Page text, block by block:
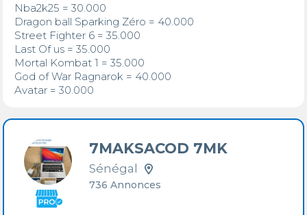
Nba2k25 = 30.000
Dragon ball Sparking Zéro = 40.000
Street Fighter 6 = 35.000
Last Of us = 35.000
Mortal Kombat 1 = 35.000
God of War Ragnarok = 40.000
Avatar = 30.000
7MAKSACOD 7MK
Sénégal
736 Annonces